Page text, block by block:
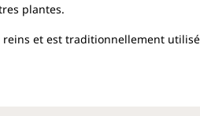
plantes.
et est traditionnellement